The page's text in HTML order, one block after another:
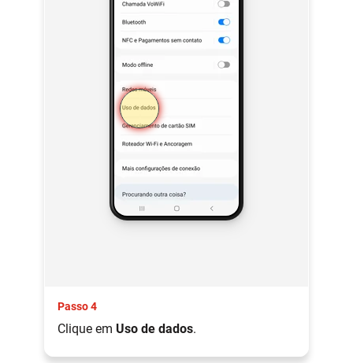
Passo 4
Clique em Uso de dados.